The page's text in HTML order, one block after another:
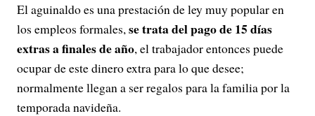
El aguinaldo es una prestación de ley muy popular en
los empleos formales,se trata del pago de 15 días
extras a finales de año, el trabajador entonces puede
ocupar de este dinero extra para lo que desee;
normalmente llegan a ser regalos para la familia por la
temporada navideña.